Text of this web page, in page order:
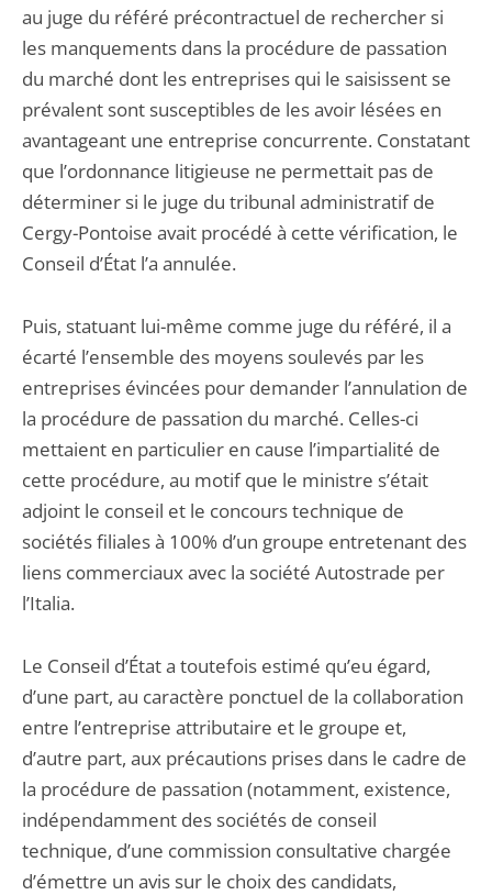
au juge du référé précontractuel de rechercher si
les manquements dans la procédure de passation
du marché dont les entreprises qui le saisissent se
prévalent sont susceptibles de les avoir lésées en
avantageant une entreprise concurrente. Constatant
que l’ordonnance litigieuse ne permettait pas de
déterminer si le juge du tribunal administratif de
Cergy-Pontoise avait procédé à cette vérification, le
Conseil d’État l’a annulée.
Puis, statuant lui-même comme juge du référé, il a
écarté l’ensemble des moyens soulevés par les
entreprises évincées pour demander l’annulation de
la procédure de passation du marché. Celles-ci
mettaient en particulier en cause l’impartialité de
cette procédure, au motif que le ministre s’était
adjoint le conseil et le concours technique de
sociétés filiales à 100% d’un groupe entretenant des
liens commerciaux avec la société Autostrade per
l’Italia.
Le Conseil d’État a toutefois estimé qu’eu égard,
d’une part, au caractère ponctuel de la collaboration
entre l’entreprise attributaire et le groupe et,
d’autre part, aux précautions prises dans le cadre de
la procédure de passation (notamment, existence,
indépendamment des sociétés de conseil
technique, d’une commission consultative chargée
d’émettre un avis sur le choix des candidats,